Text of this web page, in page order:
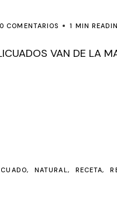
0 COMENTARIOS 1 MIN
VAN DE LA
NATURAL RECETA